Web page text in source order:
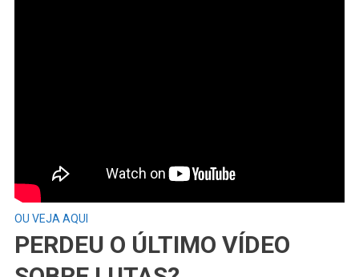
OU VEJA AQUI
PERDEU O ÚLTIMO VÍDEO